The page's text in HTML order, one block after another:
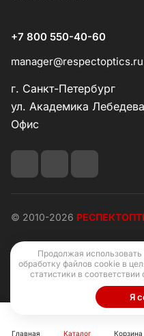
Главная Каталог Корзина
+7 800 550-40-60
manager@respectoptics.ru
г. Санкт-Петербург
ул. Академика
Офис
© 2010-2026
Конфиденциальность
Продолжая
обработку файлов cookie в
статистики в соответствии
Я